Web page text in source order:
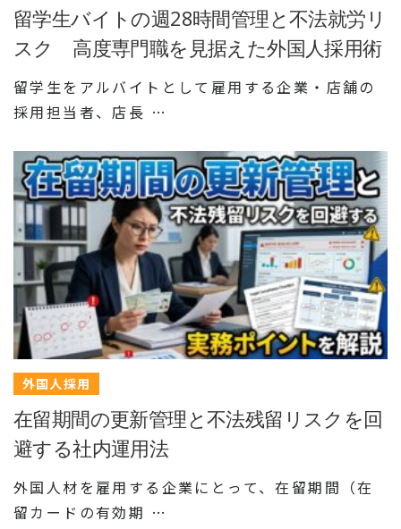
留学生バイトの週28時間管理と不法就労リ
スク 高度専門職を見据えた外国人採用術
留学生をアルバイトとして雇用する企業・店舗の
採用担当者、店長 …
外国人採用
在留期間の更新管理と不法残留リスクを回
避する社内運用法
外国人材を雇用する企業にとって、在留期間（在
留カードの有効期 …